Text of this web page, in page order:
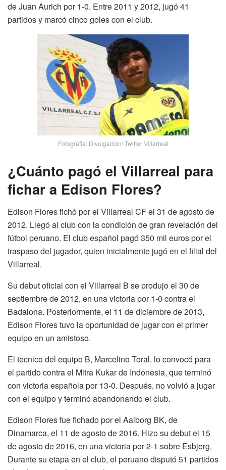
de Juan Aurich por 1-0. Entre 2011 y 2012, jugó 41
partidos y marcó cinco goles con el club.
Fotografia: Divulgación/ Twitter Villarreal
¿Cuánto pagó el Villarreal para
fichar a Edison Flores?
Edison Flores fichó por el Villarreal CF el 31 de agosto de
2012. Llegó al club con la condición de gran revelación del
fútbol peruano. El club español pagó 350 mil euros por el
traspaso del jugador, quien inicialmente jugó en el filial del
Villarreal.
Su debut oficial con el Villarreal B se produjo el 30 de
septiembre de 2012, en una victoria por 1-0 contra el
Badalona. Posteriormente, el 11 de diciembre de 2013,
Edison Flores tuvo la oportunidad de jugar con el primer
equipo en un amistoso.
El tecnico del equipo B, Marcelino Toral, lo convocó para
el partido contra el Mitra Kukar de Indonesia, que terminó
con victoria española por 13-0. Después, no volvió a jugar
con el equipo y terminó abandonando el club.
Edison Flores fue fichado por el Aalborg BK, de
Dinamarca, el 11 de agosto de 2016. Hizo su debut el 15
de agosto de 2016, en una victoria por 2-1 sobre Esbjerg.
Durante su etapa en el club, el peruano disputó 51 partidos